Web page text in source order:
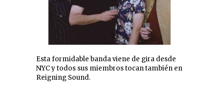
Esta formidable banda viene de gira desde
NYC y todos sus miembros tocan también en
Reigning Sound.